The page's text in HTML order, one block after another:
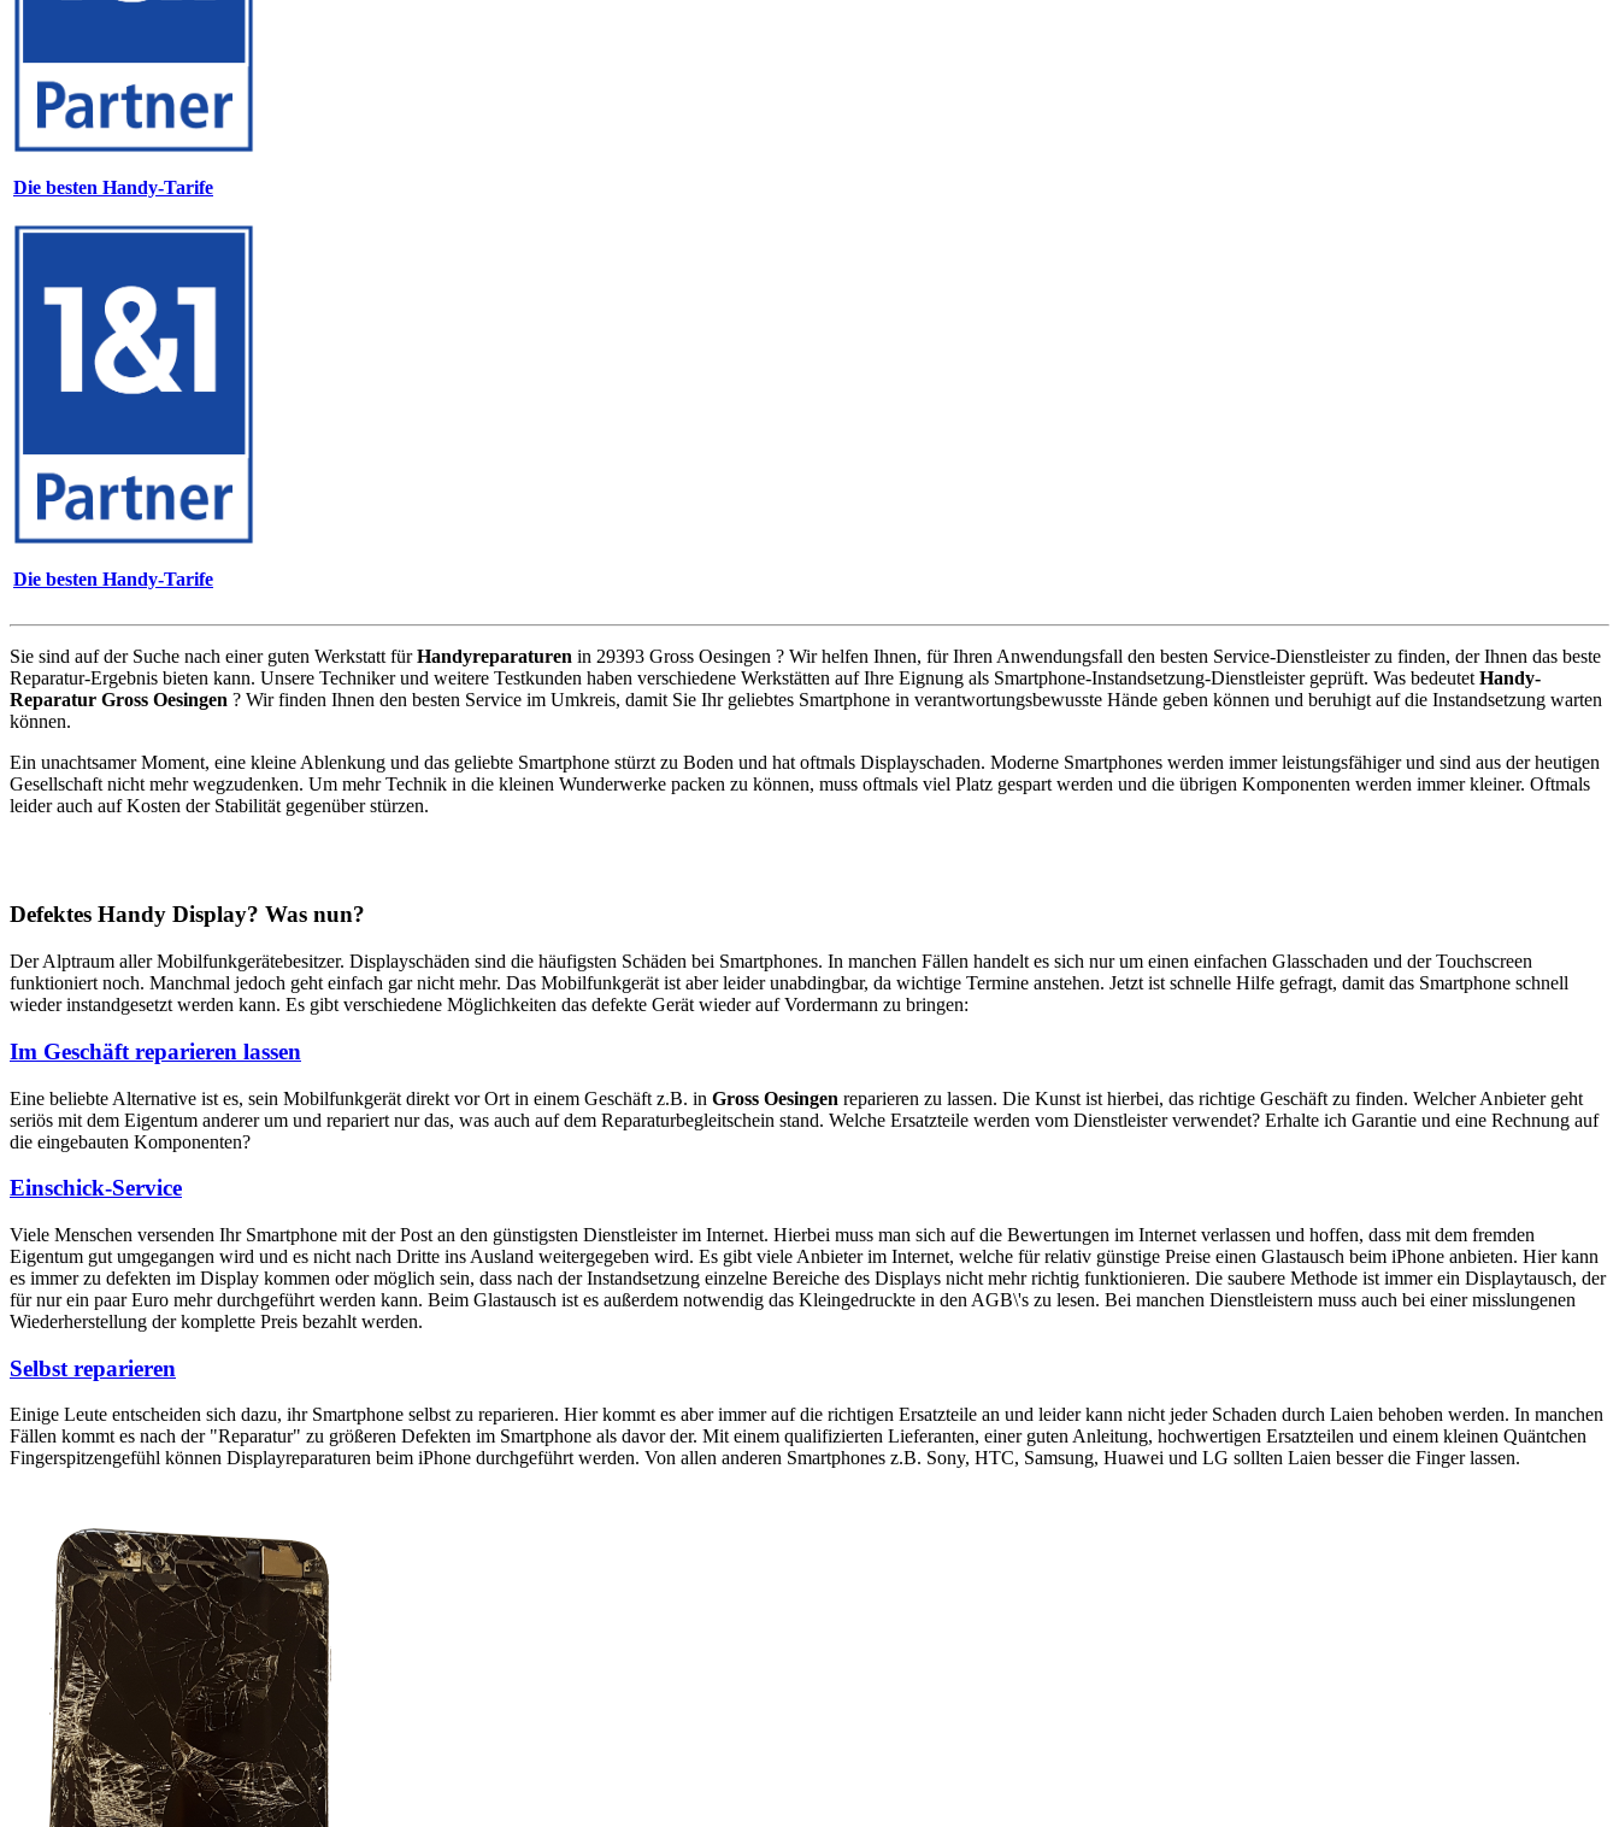
Die besten Handy-Tarife
Die besten Handy-Tarife
Sie sind auf der Suche nach einer guten Werkstatt fürHandyreparaturen in 29393 Gross Oesingen ? Wir helfen Ihnen, für Ihren Anwendungsfall den besten Service-Dienstleister zu finden, der Ihnen das beste
Reparatur-Ergebnis bieten kann. Unsere Techniker und weitere Testkunden haben verschiedene Werkstätten auf Ihre Eignung als Smartphone-Instandsetzung-Dienstleister geprüft. Was bedeutet Handy-
Reparatur Gross Oesingen ? Wir finden Ihnen den besten Service im Umkreis, damit Sie Ihr geliebtes Smartphone in verantwortungsbewusste Hände geben können und beruhigt auf die Instandsetzung warten
können.
Ein unachtsamer Moment, eine kleine Ablenkung und das geliebte Smartphone stürzt zu Boden und hat oftmals Displayschaden. Moderne Smartphones werden immer leistungsfähiger und sind aus der heutigen
Gesellschaft nicht mehr wegzudenken. Um mehr Technik in die kleinen Wunderwerke packen zu können, muss oftmals viel Platz gespart werden und die übrigen Komponenten werden immer kleiner. Oftmals
leider auch auf Kosten der Stabilität gegenüber stürzen.
Defektes Handy Display? Was nun?
Der Alptraum aller Mobilfunkgerätebesitzer. Displayschäden sind die häufigsten Schäden bei Smartphones. In manchen Fällen handelt es sich nur um einen einfachen Glasschaden und der Touchscreen
funktioniert noch. Manchmal jedoch geht einfach gar nicht mehr. Das Mobilfunkgerät ist aber leider unabdingbar, da wichtige Termine anstehen. Jetzt ist schnelle Hilfe gefragt, damit das Smartphone schnell
wieder instandgesetzt werden kann. Es gibt verschiedene Möglichkeiten das defekte Gerät wieder auf Vordermann zu bringen:
Im Geschäft reparieren lassen
Eine beliebte Alternative ist es, sein Mobilfunkgerät direkt vor Ort in einem Geschäft z.B. in Gross Oesingen reparieren zu lassen. Die Kunst ist hierbei, das richtige Geschäft zu finden. Welcher Anbieter geht
seriös mit dem Eigentum anderer um und repariert nur das, was auch auf dem Reparaturbegleitschein stand. Welche Ersatzteile werden vom Dienstleister verwendet? Erhalte ich Garantie und eine Rechnung auf
die eingebauten Komponenten?
Einschick-Service
Viele Menschen versenden Ihr Smartphone mit der Post an den günstigsten Dienstleister im Internet. Hierbei muss man sich auf die Bewertungen im Internet verlassen und hoffen, dass mit dem fremden
Eigentum gut umgegangen wird und es nicht nach Dritte ins Ausland weitergegeben wird. Es gibt viele Anbieter im Internet, welche für relativ günstige Preise einen Glastausch beim iPhone anbieten. Hier kann
es immer zu defekten im Display kommen oder möglich sein, dass nach der Instandsetzung einzelne Bereiche des Displays nicht mehr richtig funktionieren. Die saubere Methode ist immer ein Displaytausch, der
für nur ein paar Euro mehr durchgeführt werden kann. Beim Glastausch ist es außerdem notwendig das Kleingedruckte in den AGB\'s zu lesen. Bei manchen Dienstleistern muss auch bei einer misslungenen
Wiederherstellung der komplette Preis bezahlt werden.
Selbst reparieren
Einige Leute entscheiden sich dazu, ihr Smartphone selbst zu reparieren. Hier kommt es aber immer auf die richtigen Ersatzteile an und leider kann nicht jeder Schaden durch Laien behoben werden. In manchen
Fällen kommt es nach der "Reparatur" zu größeren Defekten im Smartphone als davor der. Mit einem qualifizierten Lieferanten, einer guten Anleitung, hochwertigen Ersatzteilen und einem kleinen Quäntchen
Fingerspitzengefühl können Displayreparaturen beim iPhone durchgeführt werden. Von allen anderen Smartphones z.B. Sony, HTC, Samsung, Huawei und LG sollten Laien besser die Finger lassen.